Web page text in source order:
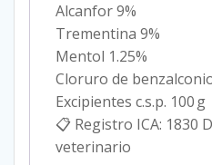
Alcanfor 9%
Trementina 9%
Mentol 1.25%
Cloruro de
Excipientes c.s.p. 100 g
📋 Registro ICA: 1830
veterinario